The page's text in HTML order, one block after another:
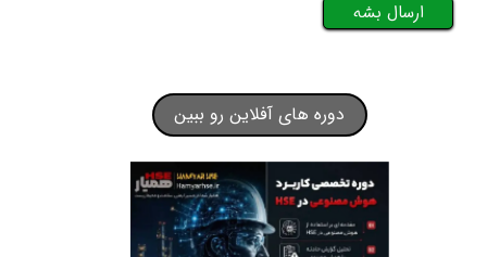
ارسال بشه
دوره های آفلاین رو ببین